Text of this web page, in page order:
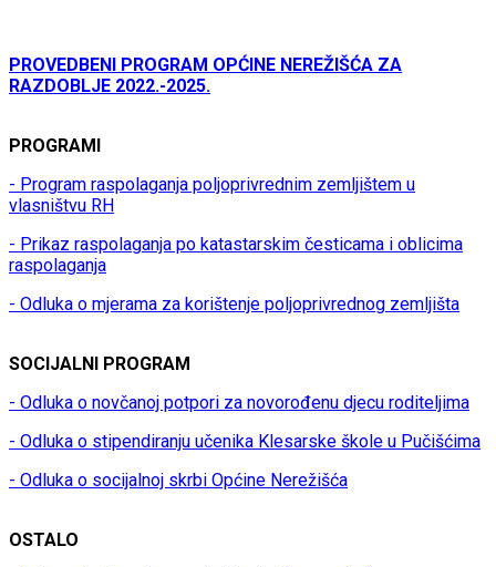
PROVEDBENI PROGRAM OPĆINE NEREŽIŠĆA ZA
RAZDOBLJE 2022.-2025.
PROGRAMI
- Program raspolaganja poljoprivrednim zemljištem u
vlasništvu RH
- Prikaz raspolaganja po katastarskim česticama i oblicima
raspolaganja
- Odluka o mjerama za korištenje poljoprivrednog zemljišta
SOCIJALNI PROGRAM
- Odluka o novčanoj potpori za novorođenu djecu roditeljima
- Odluka o stipendiranju učenika Klesarske škole u Pučišćima
- Odluka o socijalnoj skrbi Općine Nerežišća
OSTALO